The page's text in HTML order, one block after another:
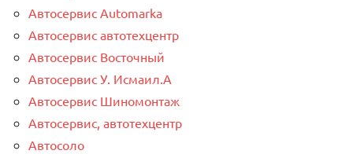
Автосервис Automarka
Автосервис автотехцентр
Автосервис Восточный
Автосервис У. Исмаил.А
Автосервис Шиномонтаж
Автосервис, автотехцентр
Автосоло